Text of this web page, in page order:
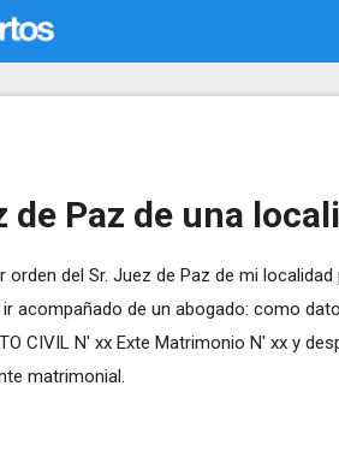
de Paz de una
orden del Sr. Juez de Paz de mi
acompañado de un abogado: como
CIVIL N' xx Exte Matrimonio N' xx y
matrimonial.